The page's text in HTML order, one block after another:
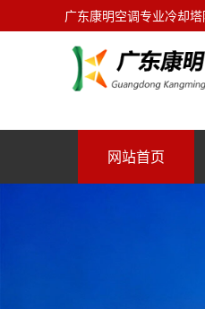
广东康明空调专业冷却
网站首页